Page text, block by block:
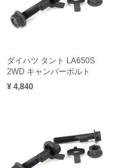
ダイハツ タント LA650S
2WD キャンバーボルト
¥ 4,840